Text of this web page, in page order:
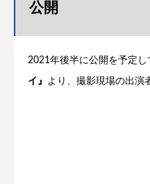
公開
2021年後半に公開を予定し
イ』 より、撮影現場の出演